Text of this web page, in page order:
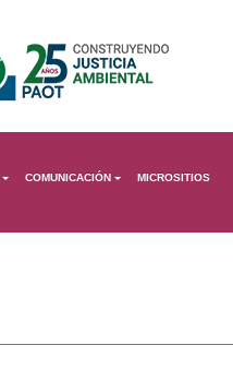
COMUNICACIÓN MICROSITIOS